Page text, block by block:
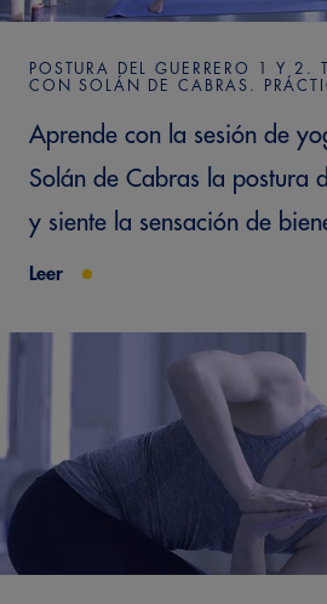
POSTURA DEL GUERRERO 1 Y 2.
CON SOLÁN DE CABRAS.
Aprende con la sesión de
Solán de Cabras la postura
y siente la sensación de
Leer